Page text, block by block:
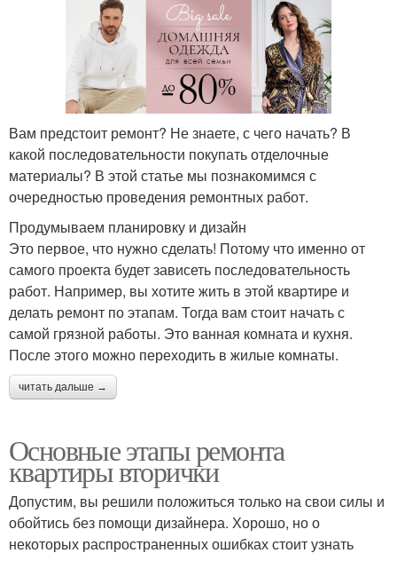
Вам предстоит ремонт? Не знаете, с чего начать? В
какой последовательности покупать отделочные
материалы? В этой статье мы познакомимся с
очередностью проведения ремонтных работ.
Продумываем планировку и дизайн
Это первое, что нужно сделать! Потому что именно от
самого проекта будет зависеть последовательность
работ. Например, вы хотите жить в этой квартире и
делать ремонт по этапам. Тогда вам стоит начать с
самой грязной работы. Это ванная комната и кухня.
После этого можно переходить в жилые комнаты.
читать дальше →
Основные этапы ремонта
квартиры вторички
Допустим, вы решили положиться только на свои силы и
обойтись без помощи дизайнера. Хорошо, но о
некоторых распространенных ошибках стоит узнать